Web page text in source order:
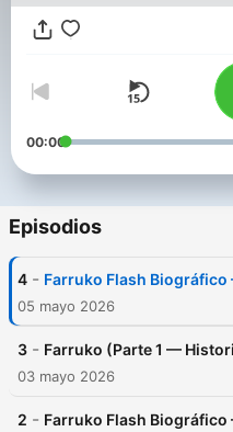
mundial del género urbano.
definieron su trayectoria:
espiritual que marcó un
Exploramos su evolución
como "El Talento Del
trap latino, y cómo logró
internacionales. Analizamos
narrativa completa sobre el
content was created in
Artificial Intelligence AI.
00:00
Episodios
4 - Farruko Flash Biográfico
05 mayo 2026
3 - Farruko (Parte 1 —
03 mayo 2026
2 - Farruko Flash Biográfico